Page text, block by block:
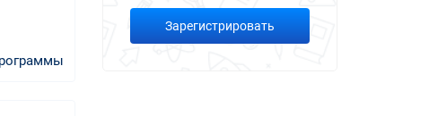
Зарегистрировать